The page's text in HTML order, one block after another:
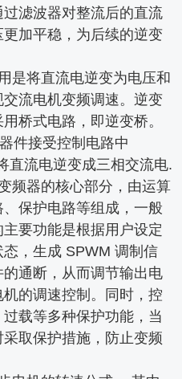
滤波器对整流后的直流
加平稳，为后续的逆变
是将直流电逆变为电压和
流电机变频调速。逆变
桥式电路，即逆变桥。
件接受控制电路中
直流电逆变成三相交流电.
频器的核心部分，由运算
保护电路等组成，一般
要功能是根据用户设定
，生成 SPWM 调制信
通断，从而调节输出电
的调速控制。同时，控
载等多种保护功能，当
取保护措施，防止变频